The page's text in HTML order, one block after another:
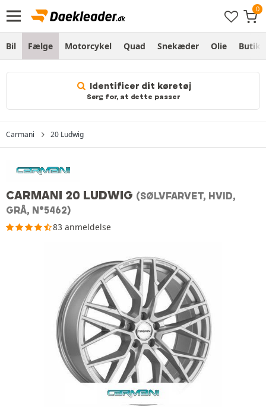
Bil Fælge Motorcykel Quad Snekæder Olie Butik
Identificer dit køretøj
Sørg for, at dette passer
Carmani 20 Ludwig
CARMANI 20 LUDWIG (SØLVFARVET, HVID,
GRÅ, N°5462)
83 anmeldelse